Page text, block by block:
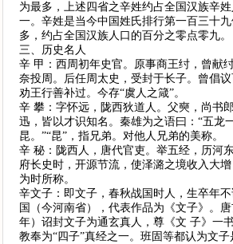
为最多，上述四省之辛姓约占全国汉族辛
一。辛姓是当今中国姓氏排行第一百三十
多，约占全国汉族人口的百分之零点零九。
三、历史名人
辛 甲：西周初年史官。原事商王纣，曾献
奈投周。后任周太史，受封于长子。曾倡议
劝王行善补过。今存“虞人之箴”。
辛 攀：字怀远，陇西狄道人。父奭，尚书
迅，皆以才识知名。秦雄为之语曰：“五龙
昆。”“昆”，指兄弟。对他人兄弟的美称。
辛 秘：陇西人，唐代官吏。举五经，历河
府长史时，开源节流，使泽潞之境收入大增
为时所称。
辛文子：即文子，春秋战国时人，生卒年
国（今河南省），代表作品为《文子》。
年）诏封文子为通玄真人，尊《文 子》一
教奉为“四子”真经之一。班固等都认为文